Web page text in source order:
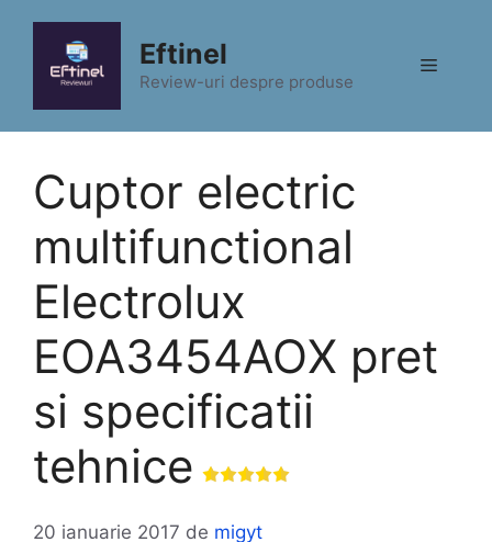
conținut
Eftinel
Review-uri despre produse
Meniu
Cuptor electric
multifunctional
Electrolux
EOA3454AOX pret
si specificatii
tehnice
20 ianuarie 2017 de migyt